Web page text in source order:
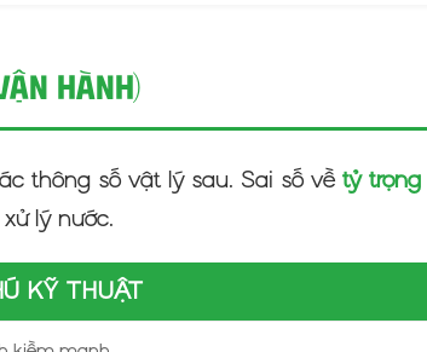
Hành)
thông số vật lý sau. Sai số về tỷ trọng
lý nước.
KỸ THUẬT